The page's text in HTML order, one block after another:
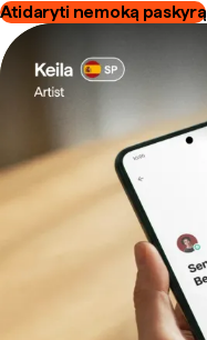
Atidaryti nemoką paskyrą